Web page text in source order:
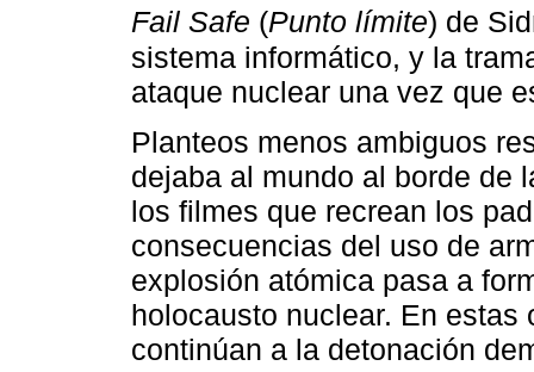
Fail Safe (Punto límite) de
sistema informático, y la
ataque nuclear una vez que
Planteos menos ambiguos
dejaba al mundo al borde de
los filmes que recrean los
consecuencias del uso de
explosión atómica pasa a
holocausto nuclear. En
continúan a la detonación